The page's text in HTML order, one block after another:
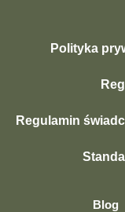
Polityka
Regulamin
Blog